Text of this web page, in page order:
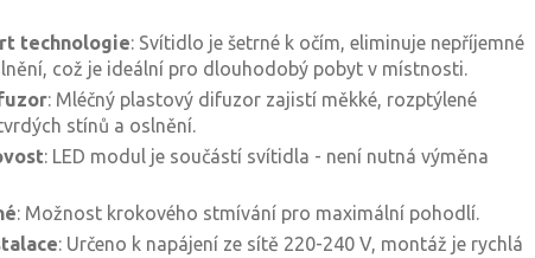
technologie: Svítidlo je šetrné k očím, eliminuje nepříjemné
což je ideální pro dlouhodobý pobyt v místnosti.
: Mléčný plastový difuzor zajistí měkké, rozptýlené
stínů a oslnění.
: LED modul je součástí svítidla - není nutná výměna
: Možnost krokového stmívání pro maximální pohodlí.
: Určeno k napájení ze sítě 220-240 V, montáž je rychlá